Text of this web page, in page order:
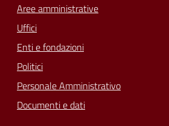
Aree amministrative
Uffici
Enti e fondazioni
Politici
Personale Amministrativo
Documenti e dati